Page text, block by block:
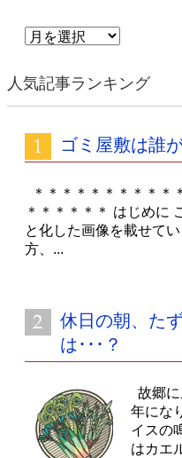
ア
イ
ブ
人気記事ランキング
ゴミ屋敷は誰
＊＊＊＊＊＊＊＊＊＊
＊＊＊＊＊＊ はじめに
と化した画像を載せて
方、...
休日の朝、た
は･･･？
故郷
年にな
イスの
はカエ